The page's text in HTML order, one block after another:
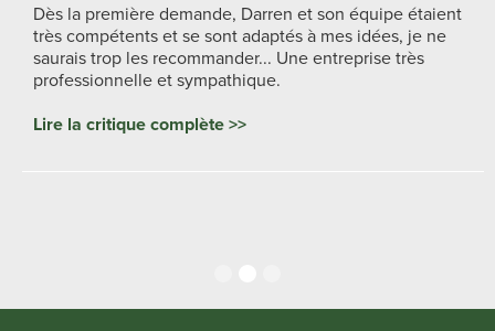
Dès la première demande, Darren et son équipe étaient
très compétents et se sont adaptés à mes idées, je ne
saurais trop les recommander... Une entreprise très
professionnelle et sympathique.
Lire la critique complète >>